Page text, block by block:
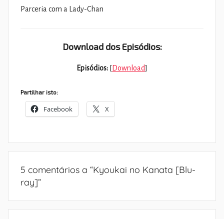
Parceria com a Lady-Chan
Download dos Episódios:
Episódios: [Download]
Partilhar isto:
Facebook X
5 comentários a “Kyoukai no Kanata [Blu-
ray]”